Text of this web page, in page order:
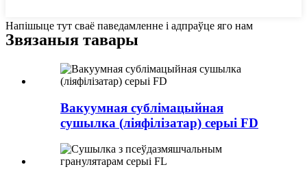
Напішыце тут сваё паведамленне і адпраўце яго нам
Звязаныя тавары
Вакуумная сублімацыйная
сушылка (ліяфілізатар) серыі FD